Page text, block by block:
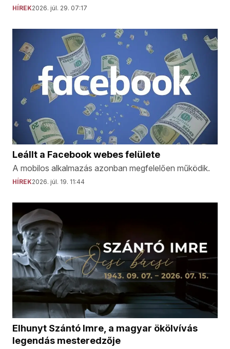
HÍREK2026. júl. 29. 07:17
Leállt a Facebook webes felülete
A mobilos alkalmazás azonban megfelelően működik.
HÍREK2026. júl. 19. 11:44
Elhunyt Szántó Imre, a magyar ökölvívás
legendás mesteredzője